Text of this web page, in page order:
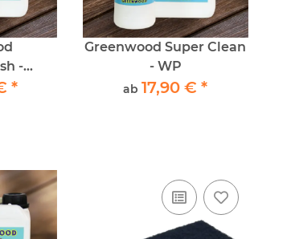
-
*
Greenwood Super Clean
- WP
ab17,90 €*